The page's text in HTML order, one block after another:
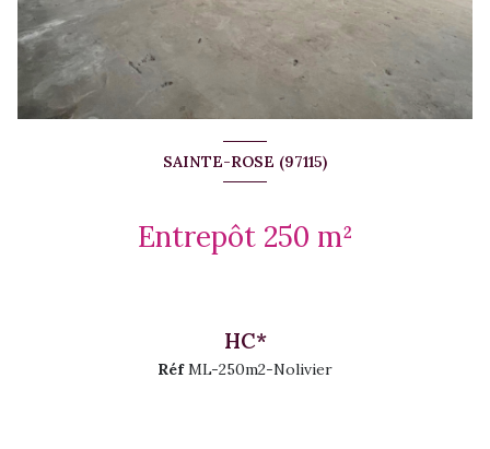
SAINTE-ROSE (97115)
Entrepôt 250 m²
HC*
RéfML-250m2-Nolivier